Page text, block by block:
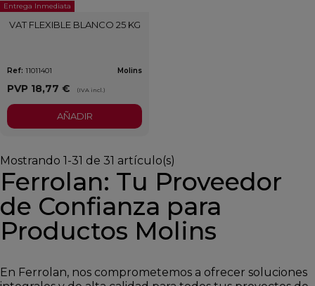
Entrega Inmediata
VAT FLEXIBLE BLANCO 25 KG
Ref: 11011401 Molins
PVP 18,77 € (IVA incl.)
AÑADIR
Mostrando 1-31 de 31 artículo(s)
Ferrolan: Tu Proveedor
de Confianza para
Productos Molins
En Ferrolan, nos comprometemos a ofrecer soluciones